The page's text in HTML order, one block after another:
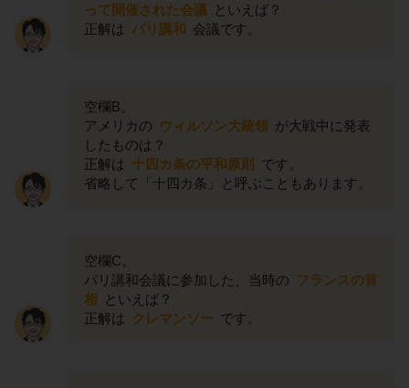
って開催された会議 といえば？
正解は パリ講和 会議です。
空欄B。
アメリカの ウィルソン大統領 が大戦中に発表
したものは？
正解は 十四カ条の平和原則
です。
省略して「十四カ条」と呼ぶこともあります。
空欄C。
パリ講和会議に参加した、当時の フランスの首
相
といえば？
正解は
クレマンソー です。